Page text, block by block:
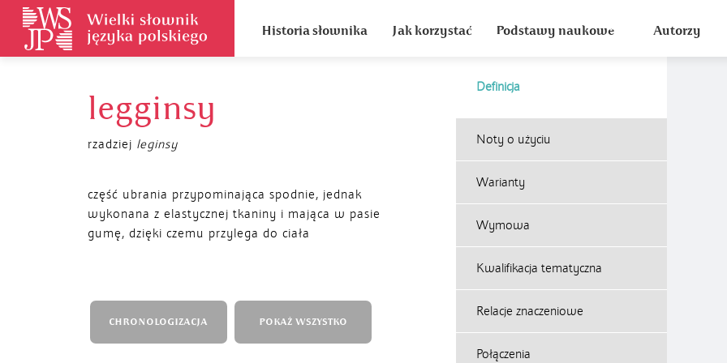
Historia słownika Jak korzystać Podstawy naukowe Autorzy
legginsy
rzadziej leginsy
Definicja
część ubrania przypominająca spodnie, jednak
wykonana z elastycznej tkaniny i mająca w pasie
gumę, dzięki czemu przylega do ciała
Noty o użyciu
Warianty
Wymowa
Kwalifikacja tematyczna
Relacje znaczeniowe
Połączenia
CHRONOLOGIZACJA POKAŻ WSZYSTKO